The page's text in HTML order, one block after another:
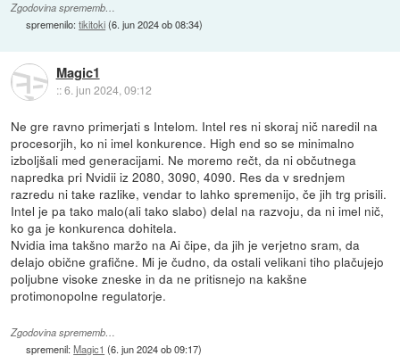
Zgodovina sprememb…
spremenilo:tikitoki(6. jun 2024 ob 08:34)
Magic1
::6. jun 2024, 09:12
Ne gre ravno primerjati s Intelom. Intel res ni skoraj nič naredil na
procesorjih, ko ni imel konkurence. High end so se minimalno
izboljšali med generacijami. Ne moremo rečt, da ni občutnega
napredka pri Nvidii iz 2080, 3090, 4090. Res da v srednjem
razredu ni take razlike, vendar to lahko spremenijo, če jih trg prisili.
Intel je pa tako malo(ali tako slabo) delal na razvoju, da ni imel nič,
ko ga je konkurenca dohitela.
Nvidia ima takšno maržo na Ai čipe, da jih je verjetno sram, da
delajo obične grafične. Mi je čudno, da ostali velikani tiho plačujejo
poljubne visoke zneske in da ne pritisnejo na kakšne
protimonopolne regulatorje.
Zgodovina sprememb…
spremenil:Magic1 (6. jun 2024 ob 09:17)